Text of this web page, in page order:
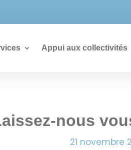
Appui aux collectivités
nous
21 novembre